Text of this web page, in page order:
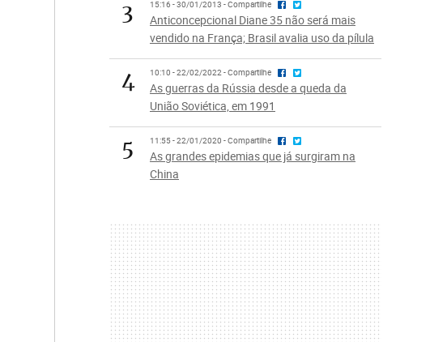
3 15:16 - 30/01/2013 - Compartilhe
Anticoncepcional Diane 35 não será mais
vendido na França; Brasil avalia uso da pílula
4 10:10 - 22/02/2022 - Compartilhe
As guerras da Rússia desde a queda da
União Soviética, em 1991
5 11:55 - 22/01/2020 - Compartilhe
As grandes epidemias que já surgiram na
China